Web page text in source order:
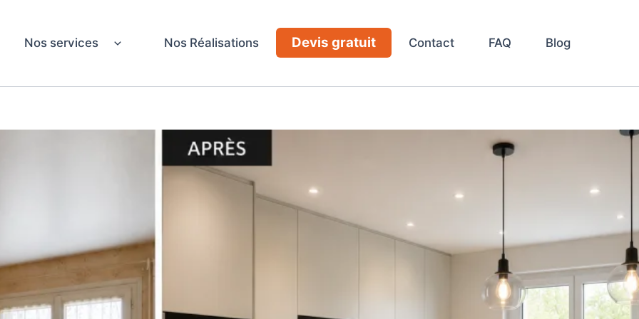
Nos services Nos Réalisations Devis gratuit Contact FAQ Blog